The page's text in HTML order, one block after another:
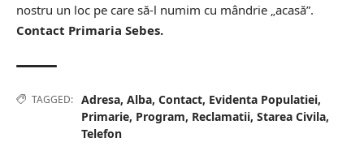
nostru un loc pe care să-l numim cu mândrie „acasă”.
Contact Primaria Sebes.
TAGGED: Adresa, Alba, Contact, Evidenta Populatiei,
Primarie, Program, Reclamatii, Starea Civila,
Telefon